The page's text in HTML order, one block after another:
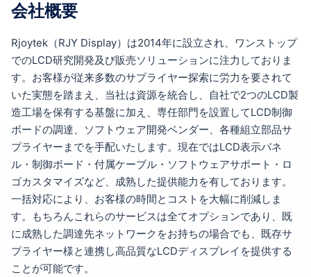
会社概要
Rjoytek（RJY Display）は2014年に設立され、ワンストップ
でのLCD研究開発及び販売ソリューションに注力しておりま
す。お客様が従来多数のサプライヤー探索に労力を要されて
いた実態を踏まえ、当社は資源を統合し、自社で2つのLCD製
造工場を保有する基盤に加え、専任部門を設置してLCD制御
ボードの調達、ソフトウェア開発ベンダー、各種組立部品サ
プライヤーまでを手配いたします。現在ではLCD表示パネ
ル・制御ボード・付属ケーブル・ソフトウェアサポート・ロ
ゴカスタマイズなど、成熟した提供能力を有しております。
一括対応により、お客様の時間とコストを大幅に削減しま
す。もちろんこれらのサービスは全てオプションであり、既
に成熟した調達先ネットワークをお持ちの場合でも、既存サ
プライヤー様と連携し高品質なLCDディスプレイを提供する
ことが可能です。